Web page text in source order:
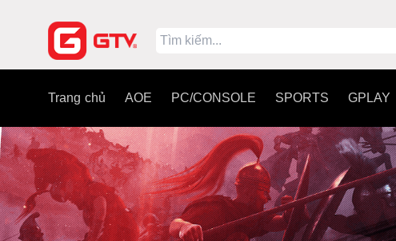
Trang chủ AOE PC/CONSOLE SPORTS GPLAY